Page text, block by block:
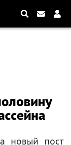
новый пост